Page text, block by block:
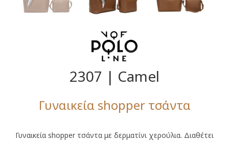
2307 | Camel
Γυναικεία shopper τσάντα
Γυναικεία shopper τσάντα με δερματίνι χερούλια. Διαθέτει